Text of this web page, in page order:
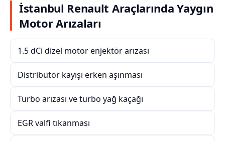
İstanbul Renault Araçlarında Yaygın
Motor Arızaları
1.5 dCi dizel motor enjektör arızası
Distribütör kayışı erken aşınması
Turbo arızası ve turbo yağ kaçağı
EGR valfi tıkanması